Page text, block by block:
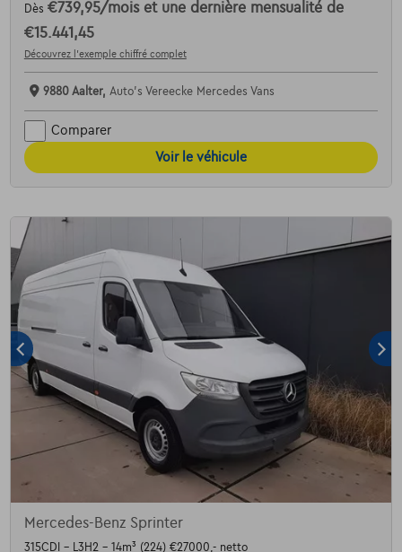
Dès €739,95/mois et une dernière mensualité de
€15.441,45
Découvrez l’exemple chiffré complet
9880 Aalter, Auto's Vereecke Mercedes Vans
Comparer
Voir le véhicule
Mercedes-Benz Sprinter
315CDI - L3H2 - 14m³ (224) €27000,- netto